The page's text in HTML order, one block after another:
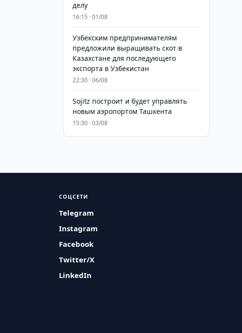
делу
16:15 · 01/08
Узбекским предпринимателям
предложили выращивать скот в
Казахстане для последующего
экспорта в Узбекистан
22:30 · 06/08
Sojitz построит и будет управлять
новым аэропортом Ташкента
15:30 · 03/08
СОЦСЕТИ
Telegram
Instagram
Facebook
Twitter/X
LinkedIn